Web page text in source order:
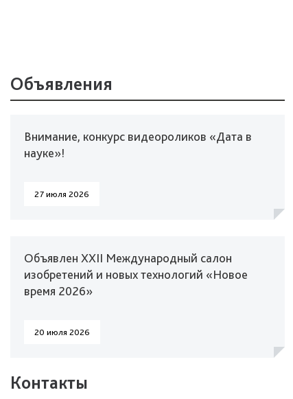
Объявления
Внимание, конкурс видеороликов «Дата в
науке»!
27 июля 2026
Объявлен XXII Международный салон
изобретений и новых технологий «Новое
время 2026»
20 июля 2026
Контакты